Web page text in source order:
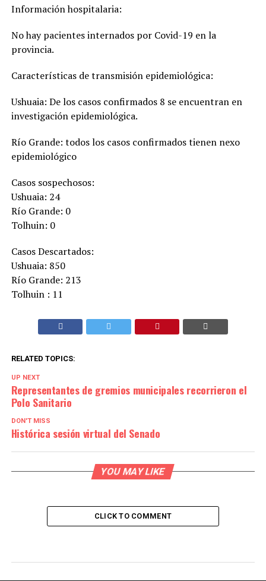
Información hospitalaria:
No hay pacientes internados por Covid-19 en la
provincia.
Características de transmisión epidemiológica:
Ushuaia: De los casos confirmados 8 se encuentran en
investigación epidemiológica.
Río Grande: todos los casos confirmados tienen nexo
epidemiológico
Casos sospechosos:
Ushuaia: 24
Río Grande: 0
Tolhuin: 0
Casos Descartados:
Ushuaia: 850
Río Grande: 213
Tolhuin : 11
RELATED TOPICS:
UP NEXT
Representantes de gremios municipales recorrieron el
Polo Sanitario
DON'T MISS
Histórica sesión virtual del Senado
YOU MAY LIKE
CLICK TO COMMENT